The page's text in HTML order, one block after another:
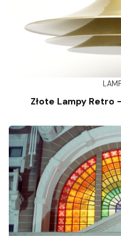
Złote Lampy Retro